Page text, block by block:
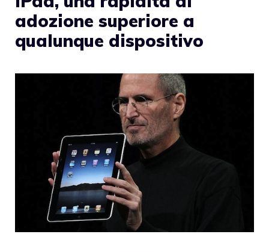
adozione superiore a
qualunque dispositivo